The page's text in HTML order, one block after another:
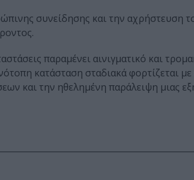
συνείδησης και την αχρήστευση
παραμένει αινιγματικό και
κατάσταση σταδιακά φορτίζεται με
και την ηθελημένη παράλειψη μιας